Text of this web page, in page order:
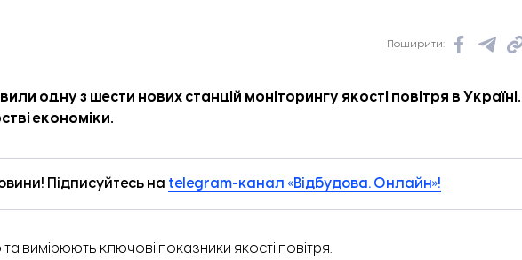
Поширити:
одну з шести нових станцій моніторингу якості повітря в Україні.
економіки.
Підписуйтесь на telegram-канал «Відбудова. Онлайн»!
вимірюють ключові показники якості повітря.